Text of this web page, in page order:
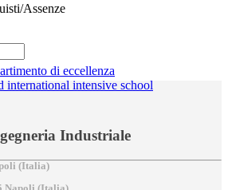
Assenze
Industriale
(Italia)